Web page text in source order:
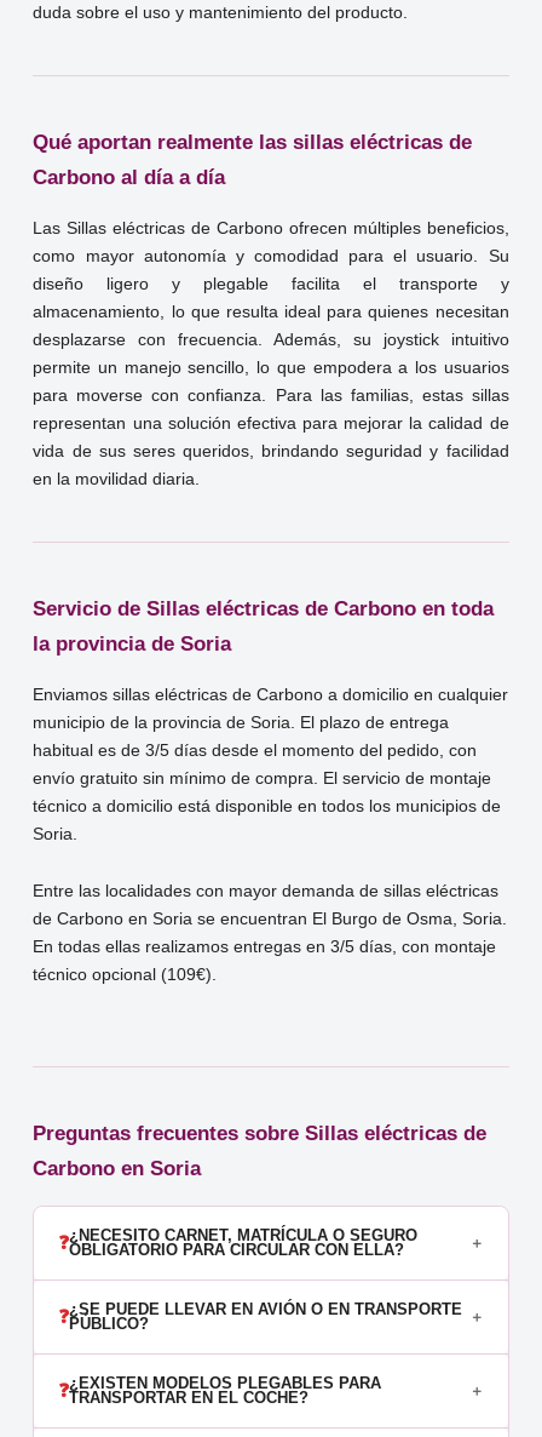
duda sobre el uso y mantenimiento del producto.
Qué aportan realmente las sillas eléctricas de
Carbono al día a día
Las Sillas eléctricas de Carbono ofrecen múltiples beneficios,
como mayor autonomía y comodidad para el usuario. Su
diseño ligero y plegable facilita el transporte y
almacenamiento, lo que resulta ideal para quienes necesitan
desplazarse con frecuencia. Además, su joystick intuitivo
permite un manejo sencillo, lo que empodera a los usuarios
para moverse con confianza. Para las familias, estas sillas
representan una solución efectiva para mejorar la calidad de
vida de sus seres queridos, brindando seguridad y facilidad
en la movilidad diaria.
Servicio de Sillas eléctricas de Carbono en toda
la provincia de Soria
Enviamos sillas eléctricas de Carbono a domicilio en cualquier
municipio de la provincia de Soria. El plazo de entrega
habitual es de 3/5 días desde el momento del pedido, con
envío gratuito sin mínimo de compra. El servicio de montaje
técnico a domicilio está disponible en todos los municipios de
Soria.
Entre las localidades con mayor demanda de sillas eléctricas
de Carbono en Soria se encuentran El Burgo de Osma, Soria.
En todas ellas realizamos entregas en 3/5 días, con montaje
técnico opcional (109€).
Preguntas frecuentes sobre Sillas eléctricas de
Carbono en Soria
❓¿NECESITO CARNET, MATRÍCULA O SEGURO
OBLIGATORIO PARA CIRCULAR CON ELLA?
＋
civil es voluntario pero muy recomendable para circular por zonas
❓¿SE PUEDE LLEVAR EN AVIÓN O EN TRANSPORTE
PÚBLICO?
＋
voltaje. El gel se admite habitualmente en bodega; el litio de más
❓¿EXISTEN MODELOS PLEGABLES PARA
TRANSPORTAR EN EL COCHE?
＋